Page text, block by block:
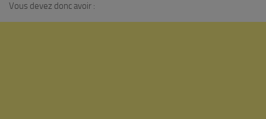
Vous devez donc avoir :